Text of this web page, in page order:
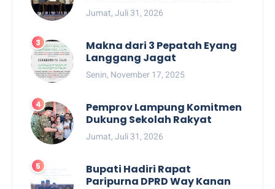
Jumat, Juli 31, 2026
Makna dari 3 Pepatah Eyang
Langgang Jagat
Senin, November 17, 2025
Pemprov Lampung Komitmen
Dukung Sekolah Rakyat
Jumat, Juli 31, 2026
Bupati Hadiri Rapat
Paripurna DPRD Way Kanan